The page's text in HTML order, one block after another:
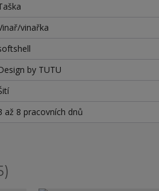
vinařka
by TUTU
až 8 pracovních dnů